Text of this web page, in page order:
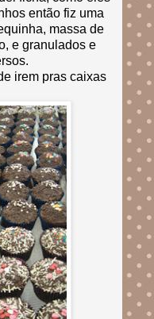
então fiz uma
massa de
e granulados e
irem pras caixas